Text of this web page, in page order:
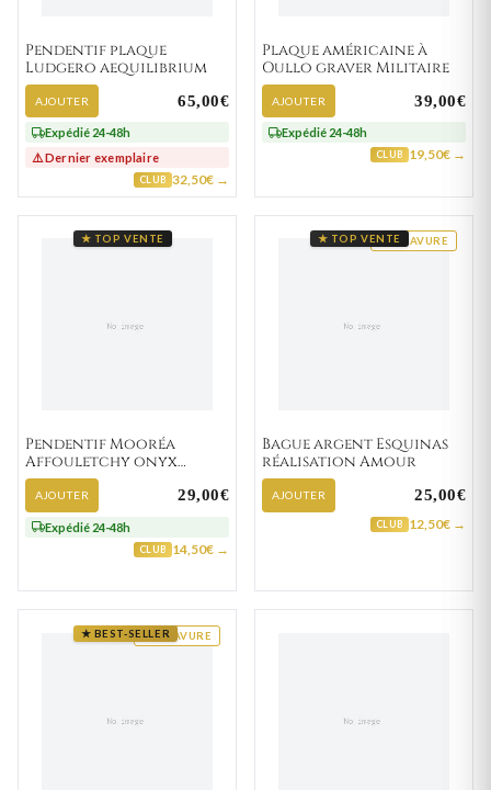
Pendentif plaque
Ludgero aequilibrium
AJOUTER 65,00€
Expédié 24-48h
⚠️ Dernier exemplaire
CLUB 32,50€ →
Plaque américaine à
Oullo graver Militaire
AJOUTER 39,00€
Expédié 24-48h
CLUB 19,50€ →
★ TOP VENTE
Pendentif Mooréa
Affouletchy onyx
Ethnique Totem
AJOUTER 29,00€
Expédié 24-48h
CLUB 14,50€ →
GRAVURE
★ TOP VENTE
Bague argent Esquinas
réalisation Amour
AJOUTER 25,00€
CLUB 12,50€ →
GRAVURE
★ BEST-SELLER